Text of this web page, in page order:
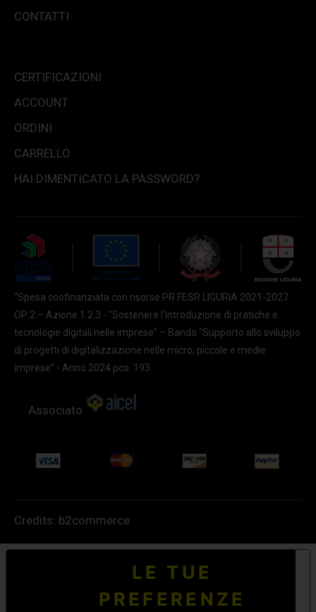
CONTATTI
CERTIFICAZIONI
ACCOUNT
ORDINI
CARRELLO
HAI DIMENTICATO LA PASSWORD?
“Spesa coofinanziata con risorse PR FESR LIGURIA 2021-2027
OP 2 – Azione 1.2.3 - "Sostenere l'introduzione di pratiche e
tecnologie digitali nelle imprese” – Bando “Supporto allo sviluppo
di progetti di digitalizzazione nelle micro, piccole e medie
imprese” - Anno 2024 pos. 193
Associato
Credits: b2commerce
LE TUE
PREFERENZE